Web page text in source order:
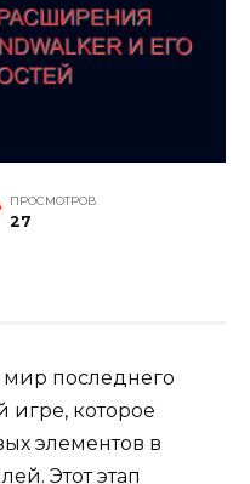
ПРОСМОТРОВ
27
последнего
которое
элементов в
Этот этап